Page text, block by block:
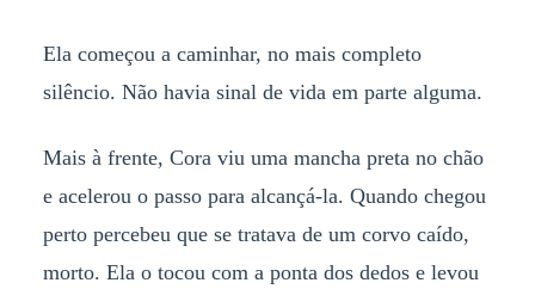
Ela começou a caminhar, no mais completo
silêncio. Não havia sinal de vida em parte alguma.
Mais à frente, Cora viu uma mancha preta no chão
e acelerou o passo para alcançá-la. Quando chegou
perto percebeu que se tratava de um corvo caído,
morto. Ela o tocou com a ponta dos dedos e levou